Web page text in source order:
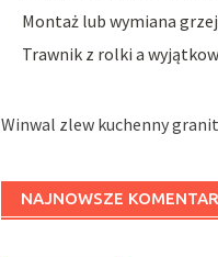
Montaż lub wymiana
Trawnik z rolki a
Winwal zlew kuchenny
NAJNOWSZE